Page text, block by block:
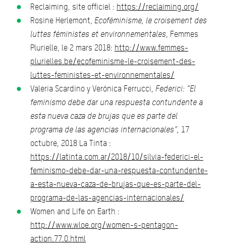
Reclaiming, site officiel : https://reclaiming.org/
Rosine Herlemont, Ecoféminisme, le croisement des
luttes féministes et environnementales, Femmes
Plurielle, le 2 mars 2018: http://www.femmes-
plurielles.be/ecofeminisme-le-croisement-des-
luttes-feministes-et-environnementales/
Valeria Scardino y Verónica Ferrucci, Federici: “El
feminismo debe dar una respuesta contundente a
esta nueva caza de brujas que es parte del
programa de las agencias internacionales”, 17
octubre, 2018 La Tinta :
https://latinta.com.ar/2018/10/silvia-federici-el-
feminismo-debe-dar-una-respuesta-contundente-
a-esta-nueva-caza-de-brujas-que-es-parte-del-
programa-de-las-agencias-internacionales/
Women and Life on Earth :
http://www.wloe.org/women-s-pentagon-
action.77.0.html